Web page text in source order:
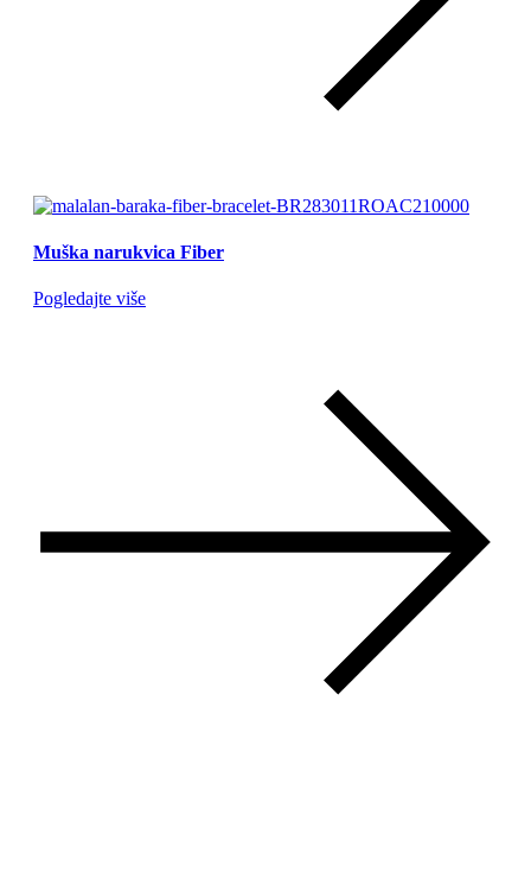
Muška narukvica Fiber
Pogledajte više